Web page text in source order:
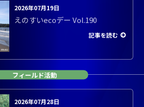
2026年07月19日
えのすいecoデー Vol.190
記事を読む
フィールド活動
2026年07月28日